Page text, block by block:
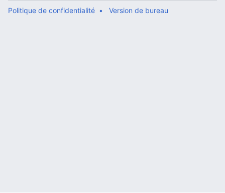
Politique de confidentialité Version de bureau